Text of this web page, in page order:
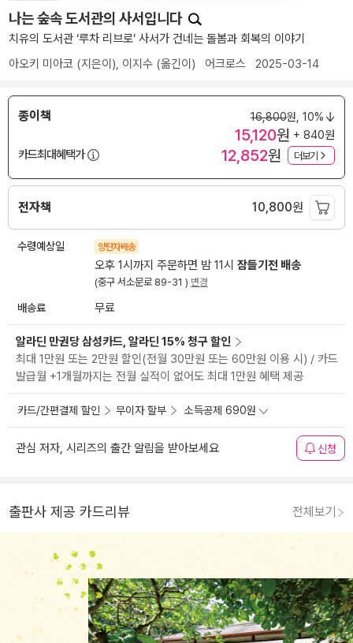
나는 숲속 도서관의 사서입니다
치유의 도서관 ‘루차 리브로’ 사서가 건네는 돌봄과 회복의 이야기
아오키 미아코 (지은이), 이지수 (옮긴이) 어크로스 2025-03-14
종이책 16,800원, 10%
15,120원 + 840원
카드최대혜택가
12,852원 더보기
전자책 10,800원
수령예상일 양탄자배송
오후 1시까지 주문하면 밤 11시 잠들기전 배송
(중구 서소문로 89-31 ) 변경
배송료 무료
알라딘 만권당 삼성카드, 알라딘 15% 청구 할인
최대 1만원 또는 2만원 할인(전월 30만원 또는 60만원 이용 시) / 카드
발급월 +1개월까지는 전월 실적이 없어도 최대 1만원 혜택 제공
카드/간편결제 할인 무이자 할부 소득공제 690원
관심 저자, 시리즈의 출간 알림을 받아보세요 신청
출판사 제공 카드리뷰 전체보기